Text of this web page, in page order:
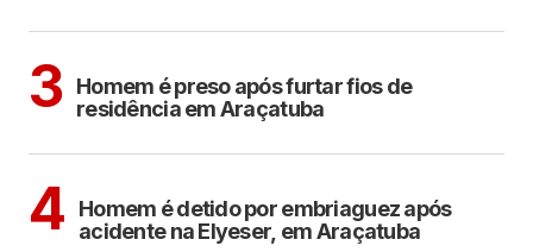
3 Homem é preso após furtar fios de
residência em Araçatuba
4
Homem é detido por embriaguez após
acidente na Elyeser, em Araçatuba